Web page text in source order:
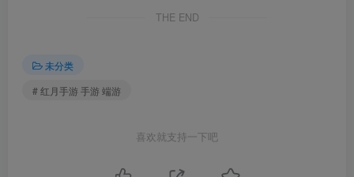
THE END
未分类
# 红月手游 手游 端游
喜欢就支持一下吧